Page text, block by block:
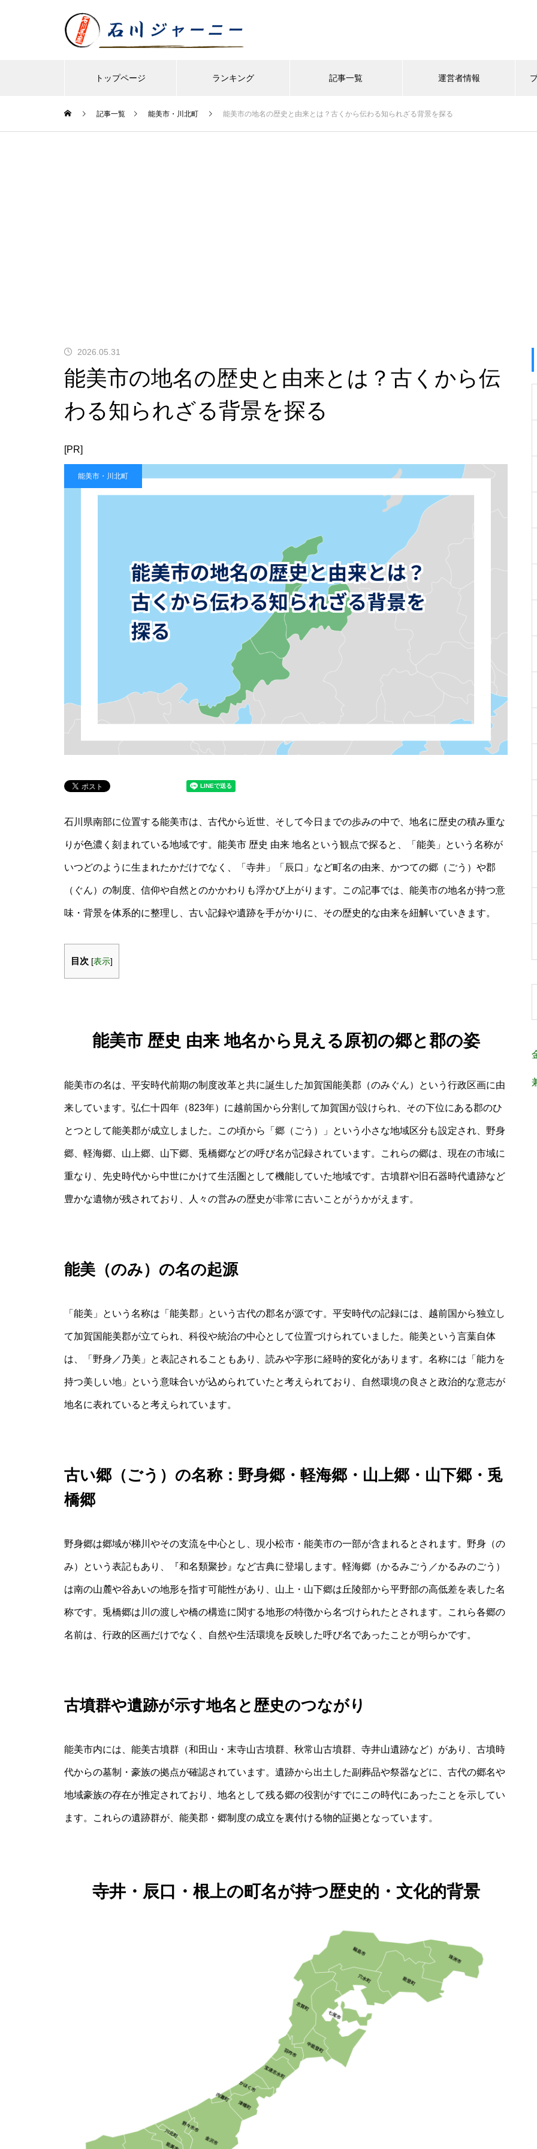
トップページ ランキング 記事一覧 運営者情報
記事一覧 能美市・川北町 能美市の地名の歴史と由来とは？古くから伝わる知られざる背景を探る
2026.05.31
能美市の地名の歴史と由来とは？古くから伝
わる知られざる背景を探る
[PR]
能美市・川北町
石川県南部に位置する能美市は、古代から近世、そして今日までの歩みの中で、地名に歴史の積み重な
りが色濃く刻まれている地域です。能美市 歴史 由来 地名という観点で探ると、「能美」という名称が
いつどのように生まれたかだけでなく、「寺井」「辰口」など町名の由来、かつての郷（ごう）や郡
（ぐん）の制度、信仰や自然とのかかわりも浮かび上がります。この記事では、能美市の地名が持つ意
味・背景を体系的に整理し、古い記録や遺跡を手がかりに、その歴史的な由来を紐解いていきます。
目次 [表示]
能美市 歴史 由来 地名から見える原初の郷と郡の姿
能美市の名は、平安時代前期の制度改革と共に誕生した加賀国能美郡（のみぐん）という行政区画に由
来しています。弘仁十四年（823年）に越前国から分割して加賀国が設けられ、その下位にある郡のひ
とつとして能美郡が成立しました。この頃から「郷（ごう）」という小さな地域区分も設定され、野身
郷、軽海郷、山上郷、山下郷、兎橋郷などの呼び名が記録されています。これらの郷は、現在の市域に
重なり、先史時代から中世にかけて生活圏として機能していた地域です。古墳群や旧石器時代遺跡など
豊かな遺物が残されており、人々の営みの歴史が非常に古いことがうかがえます。
能美（のみ）の名の起源
「能美」という名称は「能美郡」という古代の郡名が源です。平安時代の記録には、越前国から独立し
て加賀国能美郡が立てられ、科役や統治の中心として位置づけられていました。能美という言葉自体
は、「野身／乃美」と表記されることもあり、読みや字形に経時的変化があります。名称には「能力を
持つ美しい地」という意味合いが込められていたと考えられており、自然環境の良さと政治的な意志が
地名に表れていると考えられています。
古い郷（ごう）の名称：野身郷・軽海郷・山上郷・山下郷・兎
橋郷
野身郷は郷域が梯川やその支流を中心とし、現小松市・能美市の一部が含まれるとされます。野身（の
み）という表記もあり、『和名類聚抄』など古典に登場します。軽海郷（かるみごう／かるみのごう）
は南の山麓や谷あいの地形を指す可能性があり、山上・山下郷は丘陵部から平野部の高低差を表した名
称です。兎橋郷は川の渡しや橋の構造に関する地形の特徴から名づけられたとされます。これら各郷の
名前は、行政的区画だけでなく、自然や生活環境を反映した呼び名であったことが明らかです。
古墳群や遺跡が示す地名と歴史のつながり
能美市内には、能美古墳群（和田山・末寺山古墳群、秋常山古墳群、寺井山遺跡など）があり、古墳時
代からの墓制・豪族の拠点が確認されています。遺跡から出土した副葬品や祭器などに、古代の郷名や
地域豪族の存在が推定されており、地名として残る郷の役割がすでにこの時代にあったことを示してい
ます。これらの遺跡群が、能美郡・郷制度の成立を裏付ける物的証拠となっています。
寺井・辰口・根上の町名が持つ歴史的・文化的背景